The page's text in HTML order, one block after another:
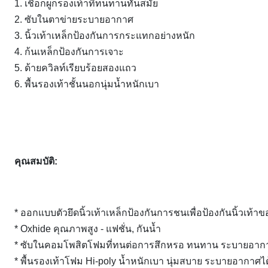
1. เชือกผูกรองเท้าที่ทนทานทันสมัย
2. ซับในตาข่ายระบายอากาศ
3. นิ้วเท้าเหล็กป้องกันการกระแทกอย่างหนัก
4. ก้นเหล็กป้องกันการเจาะ
5. ด้ายควิลท์เรียบร้อยสองแถว
6. พื้นรองเท้าชั้นนอกนุ่มน้ำหนักเบา
คุณสมบัติ:
* ออกแบบตัวยึดนิ้วเท้าเหล็กป้องกันการชนเพื่อป้องกันนิ้วเท้าข
* Oxhide คุณภาพสูง - แฟชั่น, กันน้ำ
* ซับในคอมโพสิตโฟมที่ทนต่อการสึกหรอ ทนทาน ระบายอาก
* พื้นรองเท้าโฟม Hi-poly น้ำหนักเบา นุ่มสบาย ระบายอากาศ